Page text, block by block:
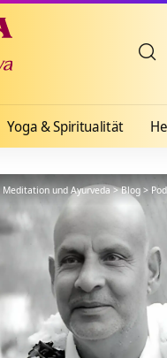
Yoga & Spiritualität
Meditation und Ayurveda>Blog >